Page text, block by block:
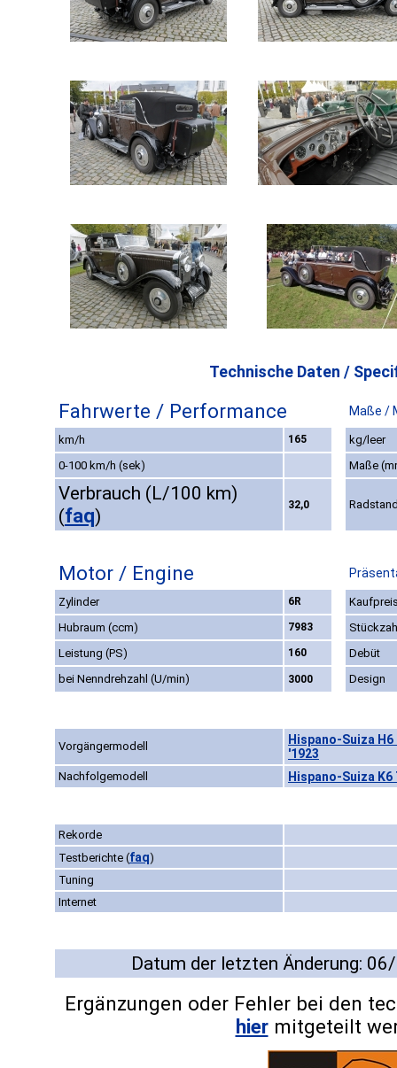
Technische Daten /
Fahrwerte / Performance Maße /
km/h 165
kg/leer
0-100 km/h (sek)
Maße
Verbrauch (L/100 km)
(faq)
32,0
Motor / Engine
Zylinder 6R
Hubraum (ccm)
7983
Leistung (PS)
160
Debüt
bei Nenndrehzahl (U/min)
3000 Design
Vorgängermodell
Hispano-Suiza
'1923
Nachfolgemodell Hispano-Suiza
Rekorde
Testberichte (faq)
Tuning
Internet
Datum der letzten Änderung:
Ergänzungen oder Fehler bei den
hiermitgeteilt